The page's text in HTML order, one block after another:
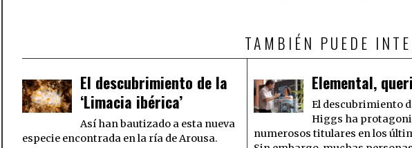
TAMBIÉN PUEDE
El descubrimiento de la
‘Limacia ibérica’
Así han bautizado a esta nueva
especie encontrada en la ría de Arousa.
Elemental,
El descubrimiento
Higgs ha
numerosos titulares en los